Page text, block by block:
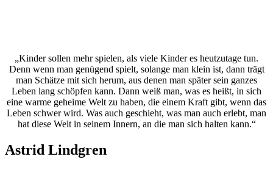
„Kinder sollen mehr spielen, als viele Kinder es heutzutage tun.
Denn wenn man genügend spielt, solange man klein ist, dann trägt
man Schätze mit sich herum, aus denen man später sein ganzes
Leben lang schöpfen kann. Dann weiß man, was es heißt, in sich
eine warme geheime Welt zu haben, die einem Kraft gibt, wenn das
Leben schwer wird. Was auch geschieht, was man auch erlebt, man
hat diese Welt in seinem Innern, an die man sich halten kann.“
Astrid Lindgren